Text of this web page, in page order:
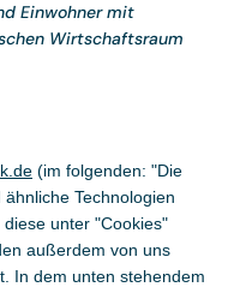
Einwohner mit
Wirtschaftsraum
(im folgenden: "Die
Technologien
unter "Cookies"
außerdem von uns
In dem unten stehendem